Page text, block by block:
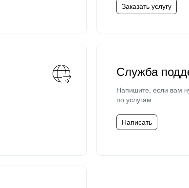
Заказать услугу
Служба
Напишите, если вам
по услугам.
Написать